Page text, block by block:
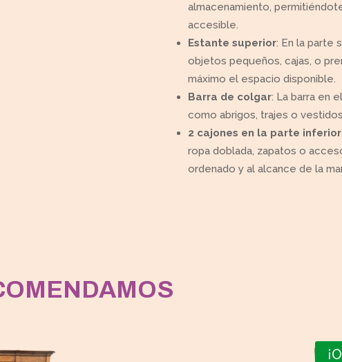
almacenamiento,
accesible.
Estante superior: En la parte
objetos pequeños, cajas, o
máximo el espacio disponible.
Barra de colgar: La barra en
como abrigos, trajes o
2 cajones en la parte inferior
ropa doblada, zapatos o
ordenado y al alcance de la